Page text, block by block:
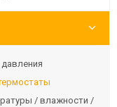
/ влажности /